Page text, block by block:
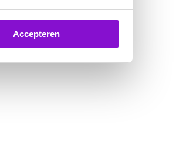
geven voor het
de knop ‘Verander uw cookie
Accepteren